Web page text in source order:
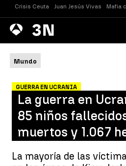
Crisis Ceuta Juan Jesús Vivas Mafia
Antena
3 Noticias
Mundo
GUERRA EN UCRANIA
La guerra en
85 niños
muertos y 1.067
La mayoría de las